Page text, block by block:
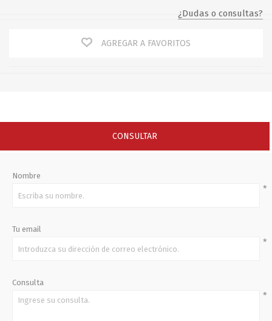
¿Dudas o consultas?
AGREGAR A FAVORITOS
CONSULTAR
Nombre
*
Tu email
*
Consulta
*